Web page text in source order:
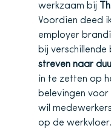
werkzaam bij
Voordien deed
employer
bij verschillende
streven naar
in te zetten op
belevingen
wil
op de werkvloer.